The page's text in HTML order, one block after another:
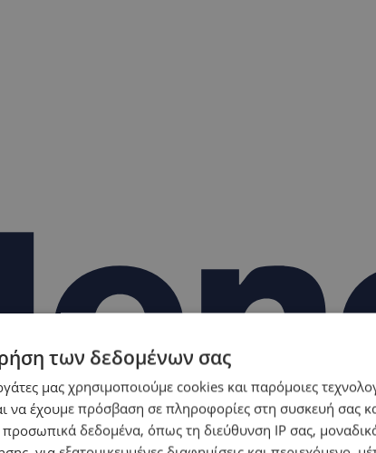
των δεδομένων σας
μας χρησιμοποιούμε cookies και παρόμοιες
να έχουμε πρόσβαση σε πληροφορίες στη συσκευή σας
προσωπικά δεδομένα, όπως τη διεύθυνση IP σας,